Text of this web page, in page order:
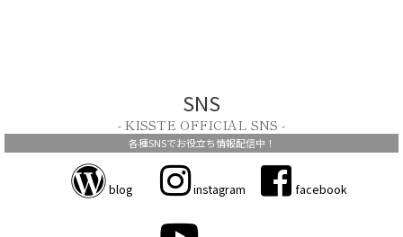
SNS
- KISSTE OFFICIAL SNS -
各種SNSでお役立ち情報配信中！
blog instagram facebook